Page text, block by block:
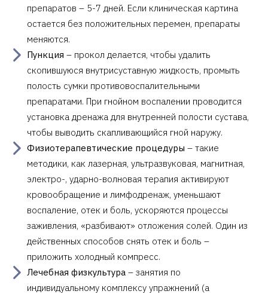
препаратов – 5-7 дней. Если клиническая картина
остается без положительных перемен, препараты
меняются.
Пункция – прокол делается, чтобы удалить
скопившуюся внутрисуставную жидкость, промыть
полость сумки противовоспалительными
препаратами. При гнойном воспалении проводится
установка дренажа для внутренней полости сустава,
чтобы выводить скапливающийся гной наружу.
Физиотерапевтические процедуры – такие
методики, как лазерная, ультразвуковая, магнитная,
электро-, ударно-волновая терапия активируют
кровообращение и лимфодренаж, уменьшают
воспаление, отек и боль, ускоряются процессы
заживления, «разбивают» отложения солей. Один из
действенных способов снять отек и боль –
приложить холодный компресс.
Лечебная физкультура – занятия по
индивидуальному комплексу упражнений (а